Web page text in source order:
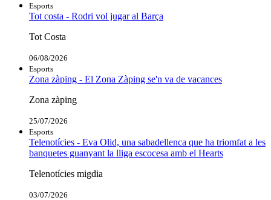
Esports
Tot costa - Rodri vol jugar al Barça
Tot Costa
06/08/2026
Esports
Zona zàping - El Zona Zàping se'n va de vacances
Zona zàping
25/07/2026
Esports
Telenotícies - Eva Olid, una sabadellenca que ha triomfat a les
banquetes guanyant la lliga escocesa amb el Hearts
Telenotícies migdia
03/07/2026